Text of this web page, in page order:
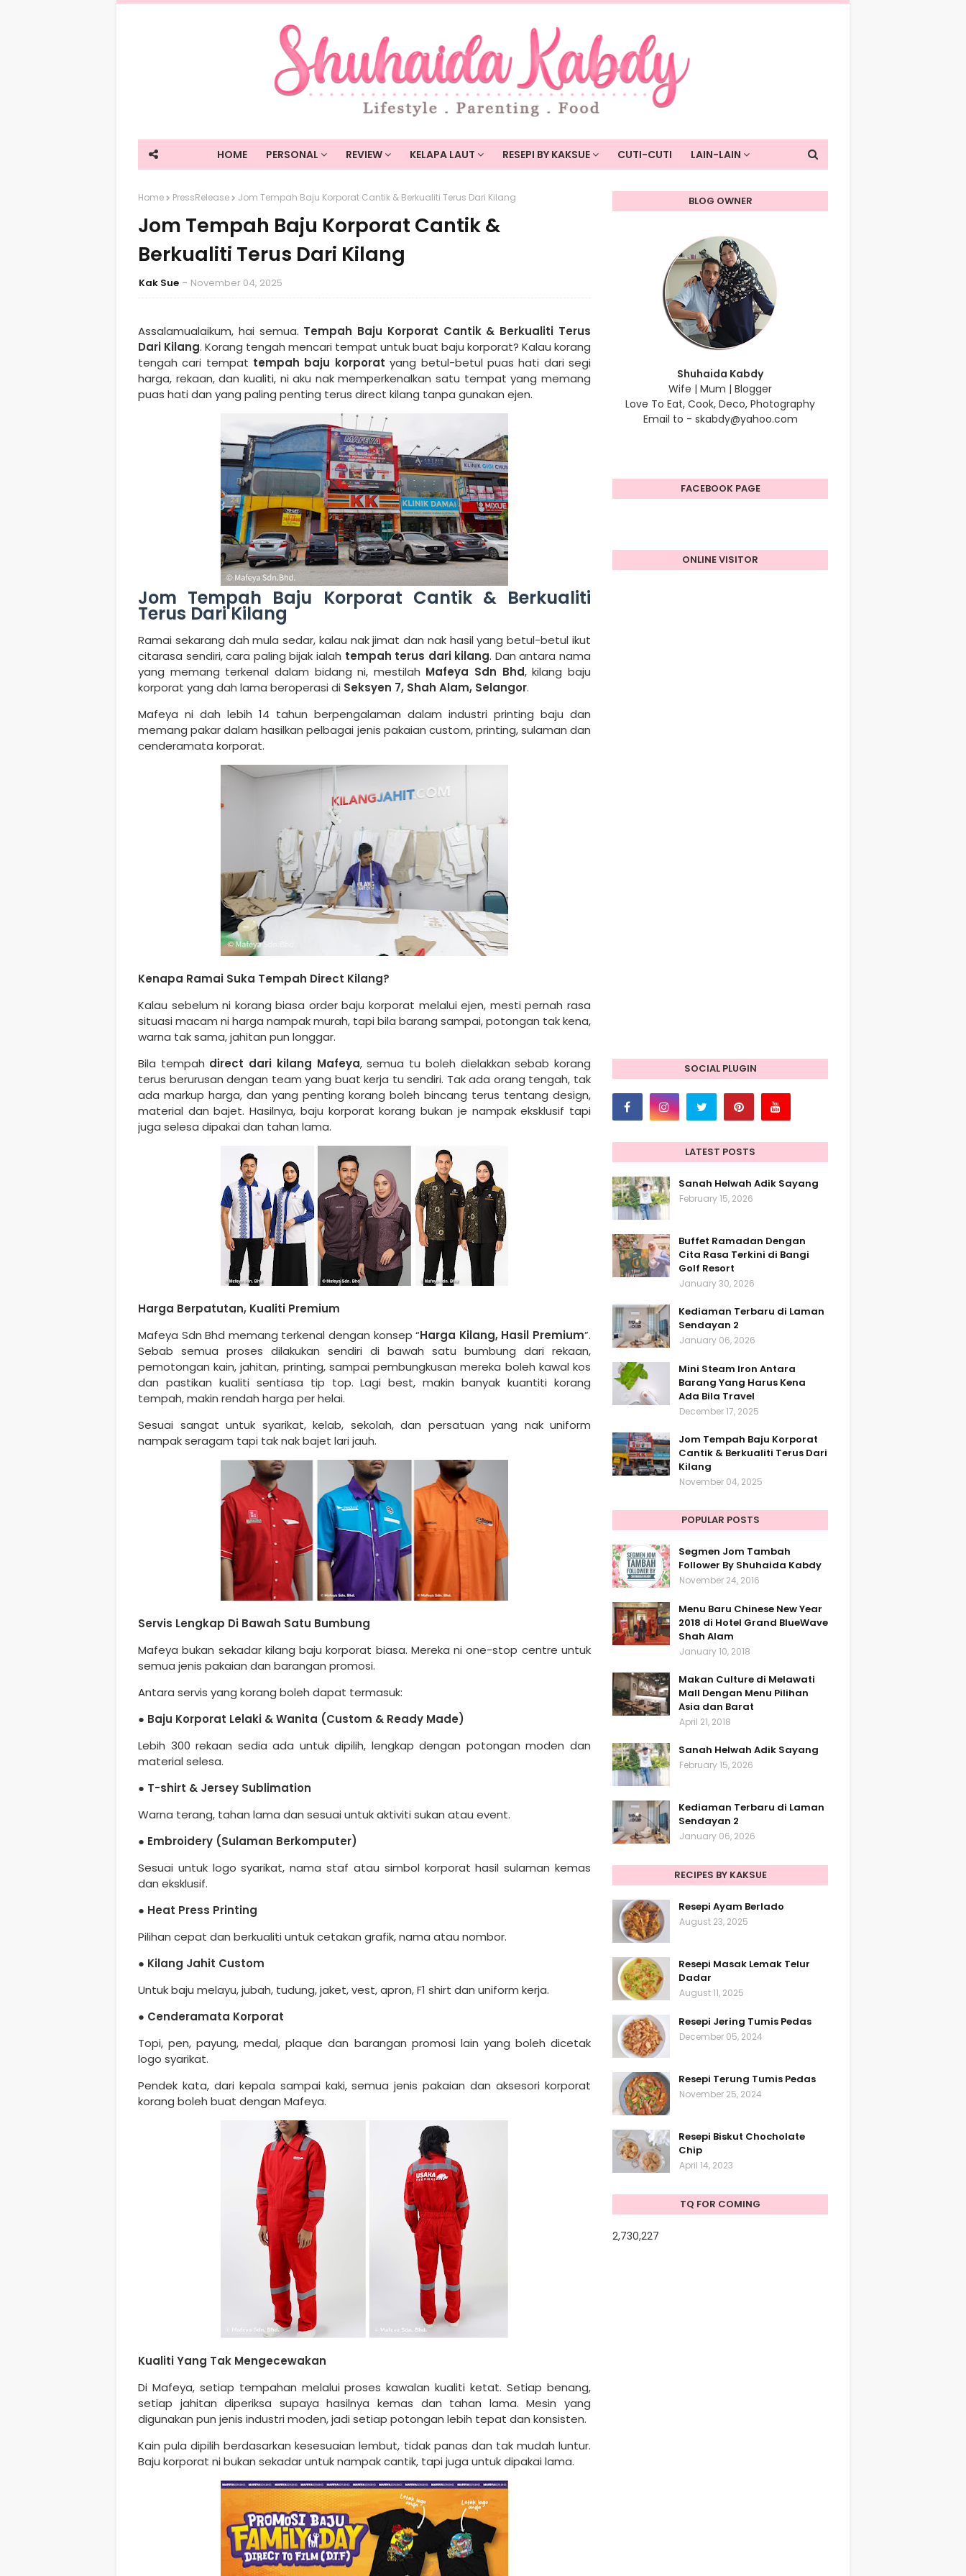
HOME PERSONAL REVIEW KELAPA LAUT RESEPI BY KAKSUE CUTI-CUTI LAIN-LAIN
Home PressRelease Jom Tempah Baju Korporat Cantik & Berkualiti Terus Dari Kilang
Jom Tempah Baju Korporat Cantik &
Berkualiti Terus Dari Kilang
Kak Sue November 04, 2025
Assalamualaikum, hai semua. Tempah Baju Korporat Cantik & Berkualiti Terus
Dari Kilang. Korang tengah mencari tempat untuk buat baju korporat? Kalau korang
tengah cari tempat tempah baju korporat yang betul-betul puas hati dari segi
harga, rekaan, dan kualiti, ni aku nak memperkenalkan satu tempat yang memang
puas hati dan yang paling penting terus direct kilang tanpa gunakan ejen.
Jom Tempah Baju Korporat Cantik & Berkualiti
Terus Dari Kilang
Ramai sekarang dah mula sedar, kalau nak jimat dan nak hasil yang betul-betul ikut
citarasa sendiri, cara paling bijak ialah tempah terus dari kilang. Dan antara nama
yang memang terkenal dalam bidang ni, mestilah Mafeya Sdn Bhd, kilang baju
korporat yang dah lama beroperasi di Seksyen 7, Shah Alam, Selangor.
Mafeya ni dah lebih 14 tahun berpengalaman dalam industri printing baju dan
memang pakar dalam hasilkan pelbagai jenis pakaian custom, printing, sulaman dan
cenderamata korporat.
Kenapa Ramai Suka Tempah Direct Kilang?
Kalau sebelum ni korang biasa order baju korporat melalui ejen, mesti pernah rasa
situasi macam ni harga nampak murah, tapi bila barang sampai, potongan tak kena,
warna tak sama, jahitan pun longgar.
Bila tempah direct dari kilang Mafeya, semua tu boleh dielakkan sebab korang
terus berurusan dengan team yang buat kerja tu sendiri. Tak ada orang tengah, tak
ada markup harga, dan yang penting korang boleh bincang terus tentang design,
material dan bajet. Hasilnya, baju korporat korang bukan je nampak eksklusif tapi
juga selesa dipakai dan tahan lama.
Harga Berpatutan, Kualiti Premium
Mafeya Sdn Bhd memang terkenal dengan konsep “Harga Kilang, Hasil Premium”.
Sebab semua proses dilakukan sendiri di bawah satu bumbung dari rekaan,
pemotongan kain, jahitan, printing, sampai pembungkusan mereka boleh kawal kos
dan pastikan kualiti sentiasa tip top. Lagi best, makin banyak kuantiti korang
tempah, makin rendah harga per helai.
Sesuai sangat untuk syarikat, kelab, sekolah, dan persatuan yang nak uniform
nampak seragam tapi tak nak bajet lari jauh.
Servis Lengkap Di Bawah Satu Bumbung
Mafeya bukan sekadar kilang baju korporat biasa. Mereka ni one-stop centre untuk
semua jenis pakaian dan barangan promosi.
Antara servis yang korang boleh dapat termasuk:
● Baju Korporat Lelaki & Wanita (Custom & Ready Made)
Lebih 300 rekaan sedia ada untuk dipilih, lengkap dengan potongan moden dan
material selesa.
● T-shirt & Jersey Sublimation
Warna terang, tahan lama dan sesuai untuk aktiviti sukan atau event.
● Embroidery (Sulaman Berkomputer)
Sesuai untuk logo syarikat, nama staf atau simbol korporat hasil sulaman kemas
dan eksklusif.
● Heat Press Printing
Pilihan cepat dan berkualiti untuk cetakan grafik, nama atau nombor.
● Kilang Jahit Custom
Untuk baju melayu, jubah, tudung, jaket, vest, apron, F1 shirt dan uniform kerja.
● Cenderamata Korporat
Topi, pen, payung, medal, plaque dan barangan promosi lain yang boleh dicetak
logo syarikat.
Pendek kata, dari kepala sampai kaki, semua jenis pakaian dan aksesori korporat
korang boleh buat dengan Mafeya.
Kualiti Yang Tak Mengecewakan
Di Mafeya, setiap tempahan melalui proses kawalan kualiti ketat. Setiap benang,
setiap jahitan diperiksa supaya hasilnya kemas dan tahan lama. Mesin yang
digunakan pun jenis industri moden, jadi setiap potongan lebih tepat dan konsisten.
Kain pula dipilih berdasarkan kesesuaian lembut, tidak panas dan tak mudah luntur.
Baju korporat ni bukan sekadar untuk nampak cantik, tapi juga untuk dipakai lama.
BLOG OWNER
Shuhaida Kabdy
Wife | Mum | Blogger
Love To Eat, Cook, Deco, Photography
Email to - skabdy@yahoo.com
FACEBOOK PAGE
ONLINE VISITOR
SOCIAL PLUGIN
LATEST POSTS
Sanah Helwah Adik Sayang
February 15, 2026
Buffet Ramadan Dengan
Cita Rasa Terkini di Bangi
Golf Resort
January 30, 2026
Kediaman Terbaru di Laman
Sendayan 2
January 06, 2026
Mini Steam Iron Antara
Barang Yang Harus Kena
Ada Bila Travel
December 17, 2025
Jom Tempah Baju Korporat
Cantik & Berkualiti Terus Dari
Kilang
November 04, 2025
POPULAR POSTS
Segmen Jom Tambah
Follower By Shuhaida Kabdy
November 24, 2016
Menu Baru Chinese New Year
2018 di Hotel Grand BlueWave
Shah Alam
January 10, 2018
Makan Culture di Melawati
Mall Dengan Menu Pilihan
Asia dan Barat
April 21, 2018
Sanah Helwah Adik Sayang
February 15, 2026
Kediaman Terbaru di Laman
Sendayan 2
January 06, 2026
RECIPES BY KAKSUE
Resepi Ayam Berlado
August 23, 2025
Resepi Masak Lemak Telur
Dadar
August 11, 2025
Resepi Jering Tumis Pedas
December 05, 2024
Resepi Terung Tumis Pedas
November 25, 2024
Resepi Biskut Chocholate
Chip
April 14, 2023
TQ FOR COMING
2,730,227